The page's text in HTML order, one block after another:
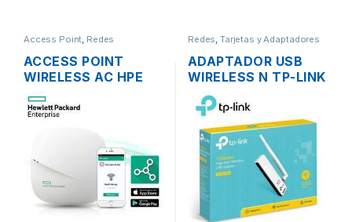
Access Point, Redes
ACCESS POINT
WIRELESS AC HPE
JZ074A 1300MBPS
OFFICECONNECT
DUAL BAND GIGABIT
POE
Redes,Tarjetas y Adaptadores
ADAPTADOR USB
WIRELESS N TP-LINK
TL-WN722N UNA
ANTENA ALTA
GANANCIA